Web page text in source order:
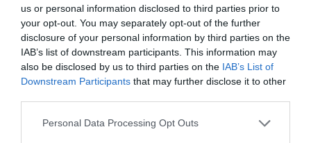
us or personal information disclosed to third parties prior to
your opt-out. You may separately opt-out of the further
disclosure of your personal information by third parties on the
IAB’s list of downstream participants. This information may
also be disclosed by us to third parties on the IAB’s List of
Downstream Participants that may further disclose it to other
Personal Data Processing Opt Outs
ΔΕΙΤΕ ΕΠΙΣΗΣ